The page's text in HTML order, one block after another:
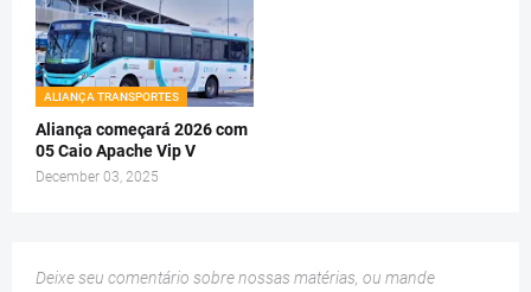
ALIANÇA TRANSPORTES
Aliança começará 2026 com
05 Caio Apache Vip V
December 03, 2025
Deixe seu comentário sobre nossas matérias, ou mande